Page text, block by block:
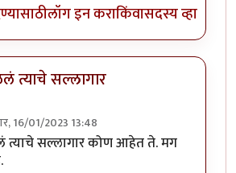
लॉग इन कराकिंवासदस्य व्हा
त्याचे सल्लागार
16/01/2023 13:48
सल्लागारांना असे वाटत असावे की...
सल्लागार कोण आहेत ते. मग